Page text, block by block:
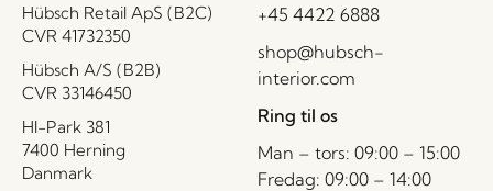
Hübsch Retail ApS (B2C)
CVR 41732350
Hübsch A/S (B2B)
CVR 33146450
HI-Park 381
7400 Herning
Danmark
+45 4422 6888
shop@hubsch-
interior.com
Ring til os
Man – tors: 09:00 – 15:00
Fredag: 09:00 – 14:00